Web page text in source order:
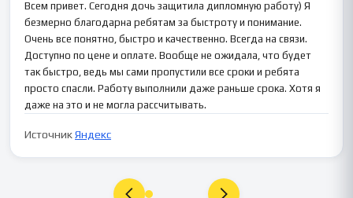
Всем привет. Сегодня дочь защитила дипломную работу) Я
безмерно благодарна ребятам за быстроту и понимание.
Очень все понятно, быстро и качественно. Всегда на связи.
Доступно по цене и оплате. Вообще не ожидала, что будет
так быстро, ведь мы сами пропустили все сроки и ребята
просто спасли. Работу выполнили даже раньше срока. Хотя я
даже на это и не могла рассчитывать.
ИсточникЯндекс